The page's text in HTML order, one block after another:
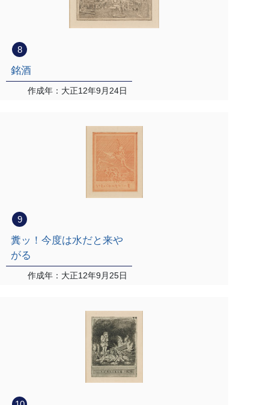
8
銘酒
作成年：大正12年9月24日
9
糞ッ！今度は水だと来や
がる
作成年：大正12年9月25日